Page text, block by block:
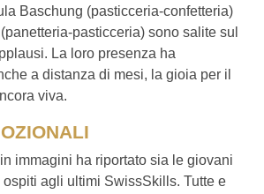
Baschung (pasticceria-confetteria)
pasticceria) sono salite sul
La loro presenza ha
a distanza di mesi, la gioia per il
viva.
immagini ha riportato sia le giovani
agli ultimi SwissSkills. Tutte e